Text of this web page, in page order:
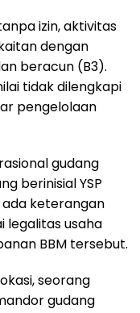
izin, aktivitas
dengan
beracun (B3).
tidak dilengkapi
pengelolaan
gudang
berinisial YSP
ada keterangan
legalitas usaha
BBM tersebut.
seorang
gudang